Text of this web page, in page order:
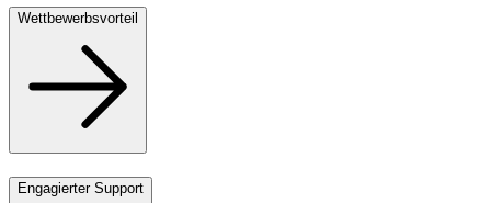
Wettbewerbsvorteil
Engagierter Support